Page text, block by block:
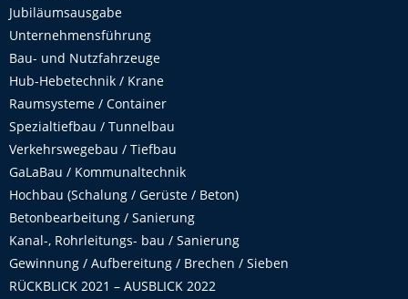
Jubiläumsausgabe
Unternehmensführung
Bau- und Nutzfahrzeuge
Hub-Hebetechnik / Krane
Raumsysteme / Container
Spezialtiefbau / Tunnelbau
Verkehrswegebau / Tiefbau
GaLaBau / Kommunaltechnik
Hochbau (Schalung / Gerüste / Beton)
Betonbearbeitung / Sanierung
Kanal-, Rohrleitungs- bau / Sanierung
Gewinnung / Aufbereitung / Brechen / Sieben
RÜCKBLICK 2021 – AUSBLICK 2022